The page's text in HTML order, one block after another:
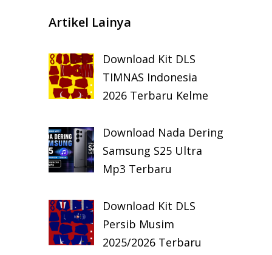
Artikel Lainya
Download Kit DLS
TIMNAS Indonesia
2026 Terbaru Kelme
Download Nada Dering
Samsung S25 Ultra
Mp3 Terbaru
Download Kit DLS
Persib Musim
2025/2026 Terbaru